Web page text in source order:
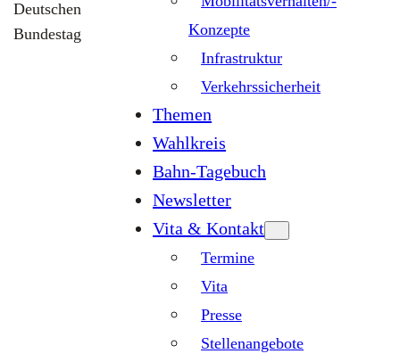
Deutschen
Bundestag
Konzepte
Infrastruktur
Verkehrssicherheit
Themen
Wahlkreis
Bahn-Tagebuch
Newsletter
Vita & Kontakt
Termine
Vita
Presse
Stellenangebote